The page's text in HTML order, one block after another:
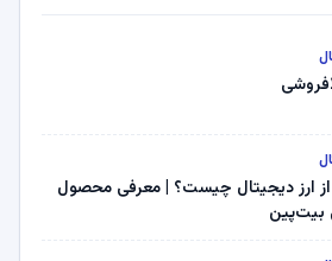
ارز دیجیتال چیست؟ | معرفی محصول
بیت‌پین